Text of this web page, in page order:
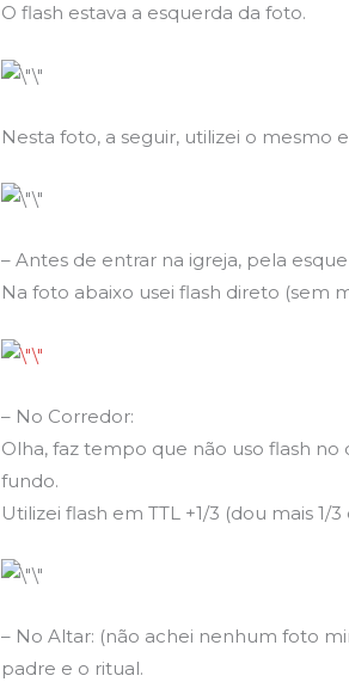
O flash estava a esquerda da foto.
Nesta foto, a seguir, utilizei o mesmo
– Antes de entrar na igreja, pela
Na foto abaixo usei flash direto (sem
– No Corredor:
Olha, faz tempo que não uso flash
fundo.
Utilizei flash em TTL +1/3 (dou mais
– No Altar: (não achei nenhum foto
padre e o ritual.